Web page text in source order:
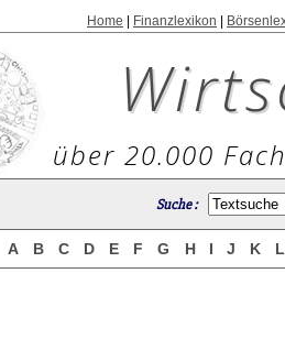
Home Finanzlexikon
über 20.000
Suche :
A B C D E F G H I J K